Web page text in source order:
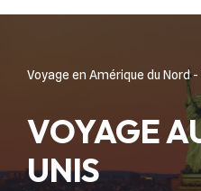
Voyage en Amérique du Nord-
VOYAGE
UNIS